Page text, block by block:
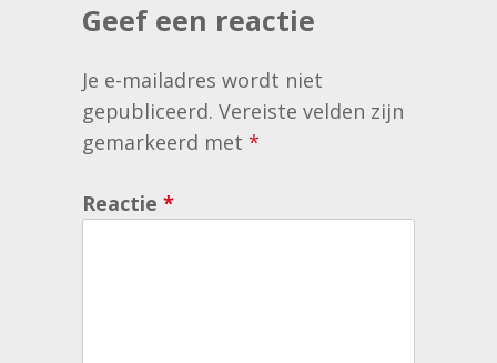
Geef een reactie
Je e-mailadres wordt niet
gepubliceerd. Vereiste velden zijn
gemarkeerd met *
Reactie *